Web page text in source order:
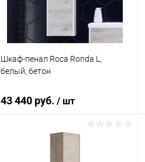
Шкаф-пенал Roca Ronda L,
белый, бетон
43 440 руб. / шт
В корзину